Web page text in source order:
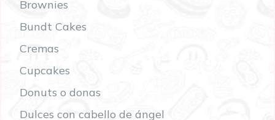
Brownies
Bundt Cakes
Cremas
Cupcakes
Donuts o donas
Dulces con cabello de ángel